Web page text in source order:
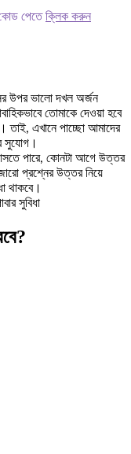
পেতেক্লিক করুন
উপর ভালো দখল অর্জন
তোমাকে দেওয়া হবে
তাই, এখানে পাচ্ছো আমাদের
সুযোগ।
পারে, কোনটা আগে উত্তর
প্রশ্নের উত্তর নিয়ে
থাকবে।
সুবিধা